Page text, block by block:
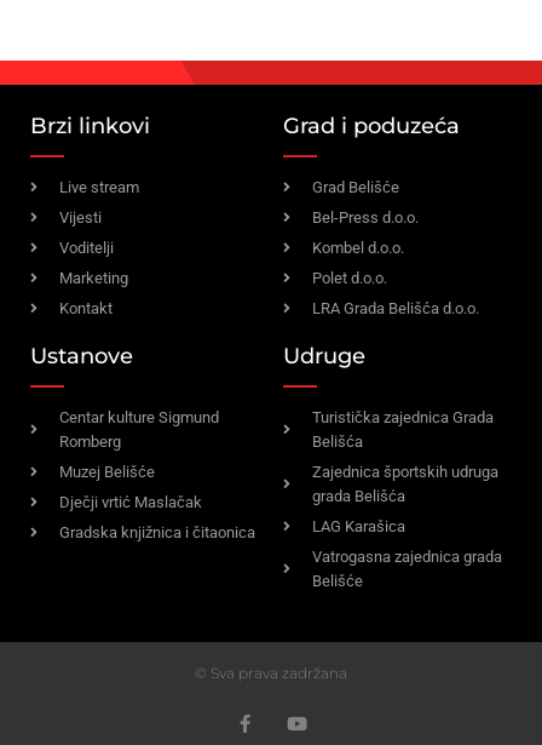
Brzi linkovi
Live stream
Vijesti
Voditelji
Marketing
Kontakt
Grad i poduzeća
Grad Belišće
Bel-Press d.o.o.
Kombel d.o.o.
Polet d.o.o.
LRA Grada Belišća d.o.o.
Ustanove
Centar kulture Sigmund
Romberg
Muzej Belišće
Dječji vrtić Maslačak
Gradska knjižnica i čitaonica
Udruge
Turistička zajednica Grada
Belišća
Zajednica športskih udruga
grada Belišća
LAG Karašica
Vatrogasna zajednica grada
Belišće
© Sva prava zadržana